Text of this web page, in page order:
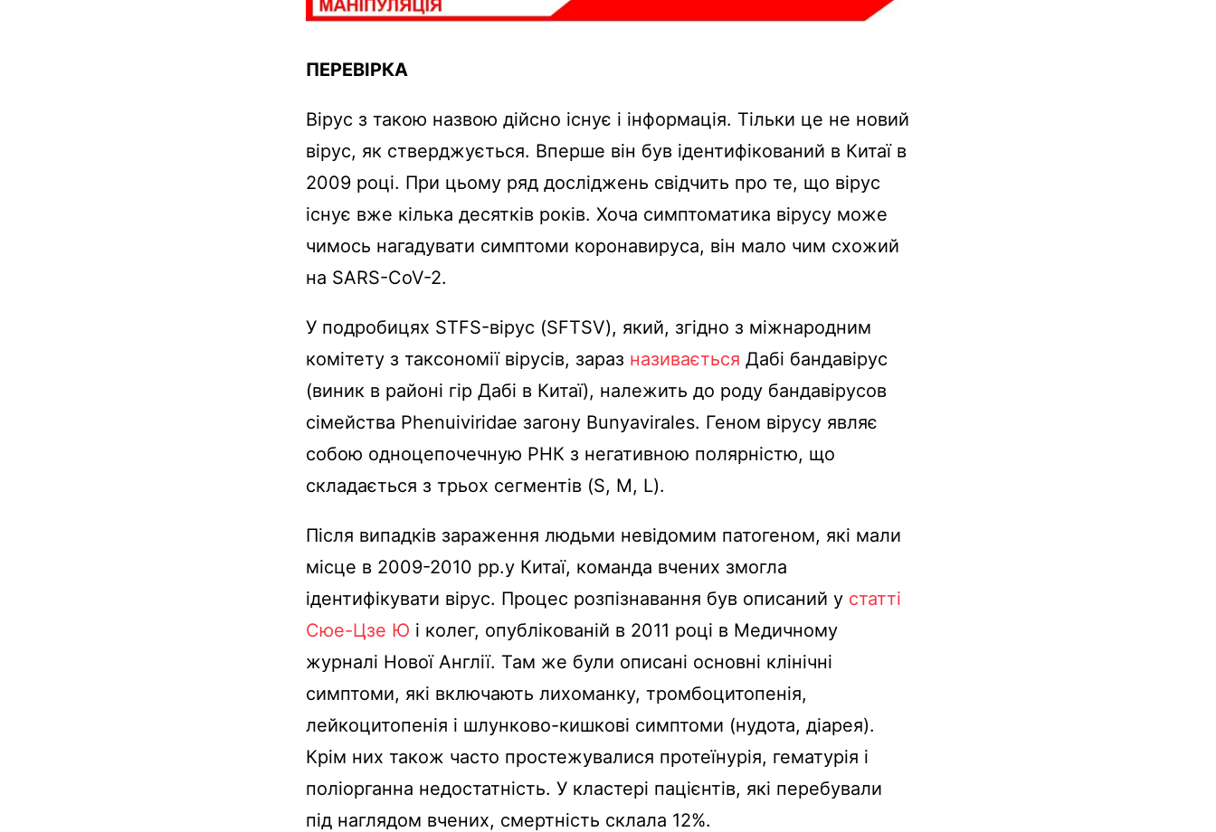
ПЕРЕВІРКА
Вірус з такою назвою дійсно існує і інформація. Тільки це не новий
вірус, як стверджується. Вперше він був ідентифікований в Китаї в
2009 році. При цьому ряд досліджень свідчить про те, що вірус
існує вже кілька десятків років. Хоча симптоматика вірусу може
чимось нагадувати симптоми коронавируса, він мало чим схожий
на SARS-CoV-2.
У подробицях STFS-вірус (SFTSV), який, згідно з міжнародним
комітету з таксономії вірусів, зараз називається Дабі бандавірус
(виник в районі гір Дабі в Китаї), належить до роду бандавірусов
сімейства Phenuiviridae загону Bunyavirales. Геном вірусу являє
собою одноцепочечную РНК з негативною полярністю, що
складається з трьох сегментів (S, M, L).
Після випадків зараження людьми невідомим патогеном, які мали
місце в 2009-2010 рр.у Китаї, команда вчених змогла
ідентифікувати вірус. Процес розпізнавання був описаний у статті
Сюе-Цзе Ю і колег, опублікованій в 2011 році в Медичному
журналі Нової Англії. Там же були описані основні клінічні
симптоми, які включають лихоманку, тромбоцитопенія,
лейкоцитопенія і шлунково-кишкові симптоми (нудота, діарея).
Крім них також часто простежувалися протеїнурія, гематурія і
поліорганна недостатність. У кластері пацієнтів, які перебували
під наглядом вчених, смертність склала 12%.